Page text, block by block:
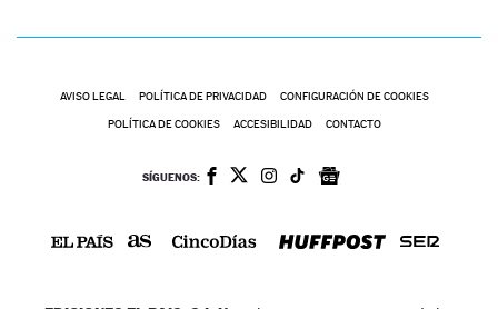
AVISO LEGAL POLÍTICA DE PRIVACIDAD CONFIGURACIÓN DE COOKIES
POLÍTICA DE COOKIES ACCESIBILIDAD CONTACTO
SÍGUENOS: